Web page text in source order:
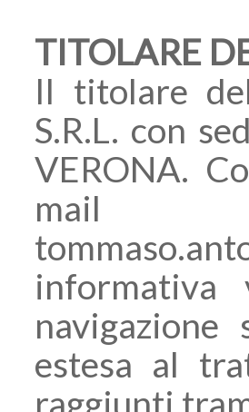
TITOLARE
Il titolare
S.R.L. con
VERONA.
mail
estesa al
raggiunti